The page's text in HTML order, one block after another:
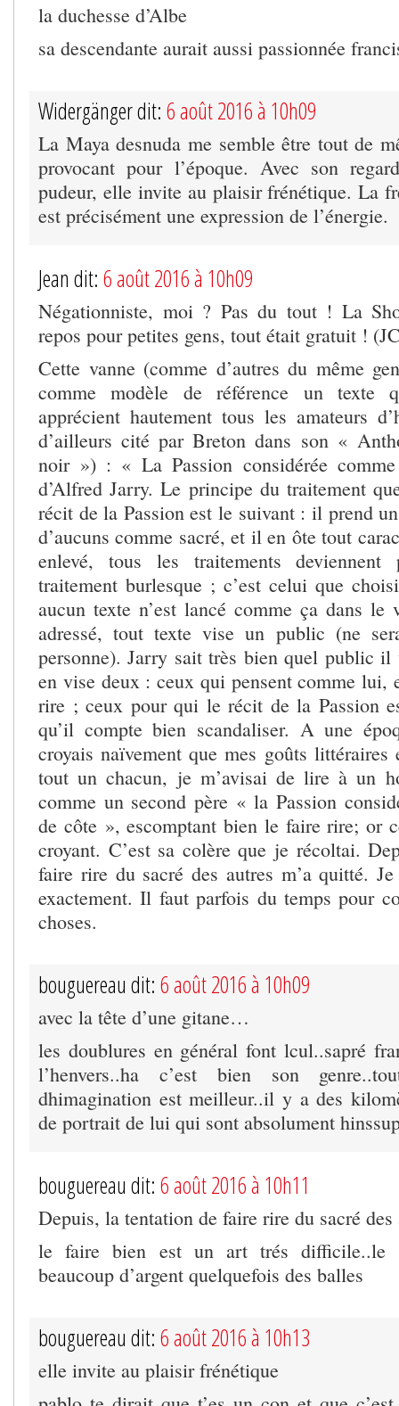
la duchesse d’Albe
sa descendante aurait aussi passionnée
Widergänger dit: 6 août 2016 à 10h09
La Maya desnuda me semble être tout de
provocant pour l’époque. Avec son
pudeur, elle invite au plaisir frénétique. La
est précisément une expression de l’énergie.
Jean dit: 6 août 2016 à 10h09
Négationniste, moi ? Pas du tout ! La
repos pour petites gens, tout était gratuit !
Cette vanne (comme d’autres du même
comme modèle de référence un texte
apprécient hautement tous les amateurs
d’ailleurs cité par Breton dans son «
noir ») : « La Passion considérée
d’Alfred Jarry. Le principe du traitement
récit de la Passion est le suivant : il prend
d’aucuns comme sacré, et il en ôte tout
enlevé, tous les traitements
traitement burlesque ; c’est celui que
aucun texte n’est lancé comme ça dans
adressé, tout texte vise un public (ne
personne). Jarry sait très bien quel public
en vise deux : ceux qui pensent comme lui,
rire ; ceux pour qui le récit de la Passion
qu’il compte bien scandaliser. A une
croyais naïvement que mes goûts littéraires
tout un chacun, je m’avisai de lire à un
comme un second père « la Passion
de côte », escomptant bien le faire rire; or
croyant. C’est sa colère que je récoltai.
faire rire du sacré des autres m’a quitté.
exactement. Il faut parfois du temps pour
choses.
bouguereau dit: 6 août 2016 à 10h09
avec la tête d’une gitane…
les doublures en général font lcul..sapré
l’henvers..ha c’est bien son
dhimagination est meilleur..il y a des
de portrait de lui qui sont absolument
bouguereau dit: 6 août 2016 à 10h11
Depuis, la tentation de faire rire du sacré des
le faire bien est un art trés difficile..le
beaucoup d’argent quelquefois des balles
bouguereau dit: 6 août 2016 à 10h13
elle invite au plaisir frénétique